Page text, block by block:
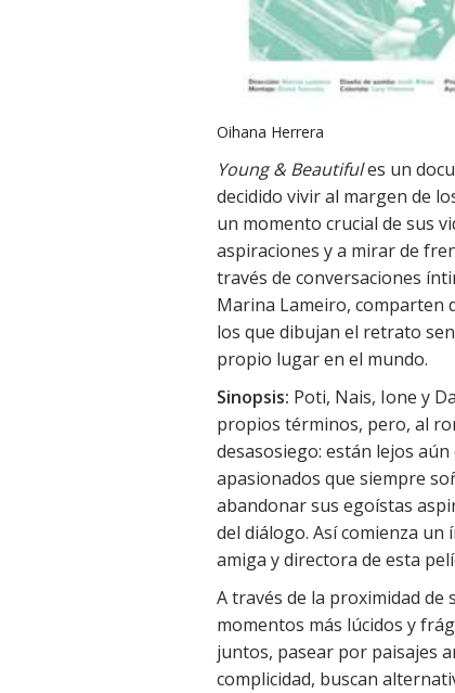
Oihana Herrera
Young & Beautifules un
decidido vivir al margen de
un momento crucial de sus
aspiraciones y a mirar de
través de conversaciones
Marina Lameiro, comparten
los que dibujan el retrato
propio lugar en el mundo.
Sinopsis: Poti, Nais, Ione y
propios términos, pero, al
desasosiego: están lejos
apasionados que siempre
abandonar sus egoístas
del diálogo. Así comienza
amiga y directora de esta
A través de la proximidad de
momentos más lúcidos y
juntos, pasear por paisajes
complicidad, buscan